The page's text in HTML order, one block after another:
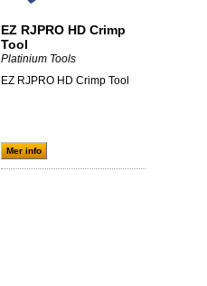
EZ RJPRO HD Crimp
Tool
Platinium Tools
EZ RJPRO HD Crimp Tool
Mer info